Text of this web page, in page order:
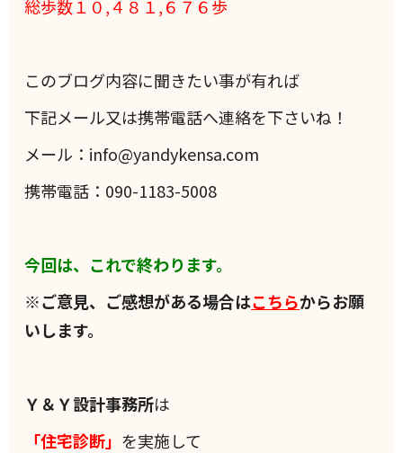
総歩数１０,４８１,６７６歩
このブログ内容に聞きたい事が有れば
下記メール又は携帯電話へ連絡を下さいね！
メール：info@yandykensa.com
携帯電話：090-1183-5008
今回は、これで終わります。
※ご意見、ご感想がある場合はこちらからお願
いします。
Ｙ＆Ｙ設計事務所は
「住宅診断」 を実施して